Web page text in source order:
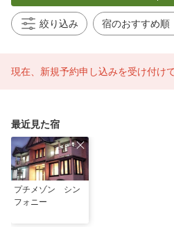
絞り込み
現在、新規予約申し込みを受け付け
最近見た宿
プチメゾン シン
フォニー